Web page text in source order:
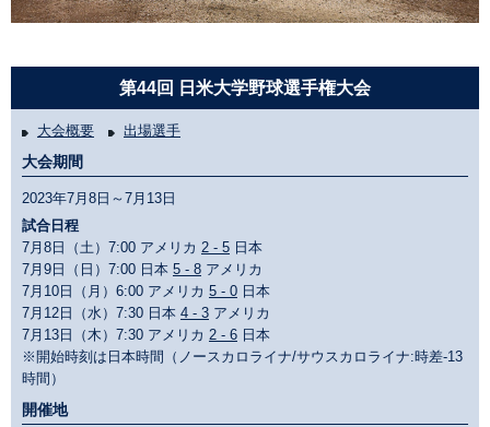
第44回 日米大学野球選手権大会
大会概要 出場選手
大会期間
2023年7月8日～7月13日
試合日程
7月8日（土）7:00 アメリカ 2 - 5 日本
7月9日（日）7:00 日本 5 - 8 アメリカ
7月10日（月）6:00 アメリカ 5 - 0 日本
7月12日（水）7:30 日本 4 - 3 アメリカ
7月13日（木）7:30 アメリカ 2 - 6 日本
※開始時刻は日本時間（ノースカロライナ/サウスカロライナ:時差-13
時間）
開催地